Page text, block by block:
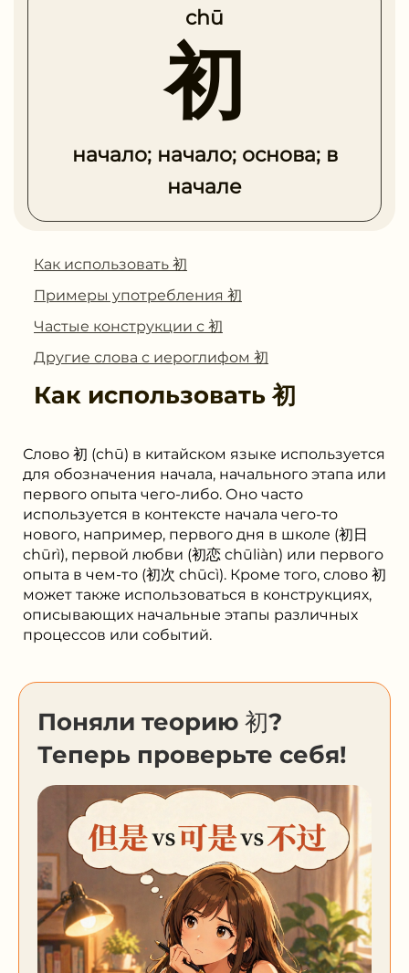
chū
初
начало; начало; основа; в
начале
Как использовать 初
Примеры употребления 初
Частые конструкции с 初
Другие слова с иероглифом 初
Как использовать初
Слово 初 (chū) в китайском языке используется
для обозначения начала, начального этапа или
первого опыта чего-либо. Оно часто
используется в контексте начала чего-то
нового, например, первого дня в школе (初日
chūrì), первой любви (初恋 chūliàn) или первого
опыта в чем-то (初次 chūcì). Кроме того, слово 初
может также использоваться в конструкциях,
описывающих начальные этапы различных
процессов или событий.
Поняли теорию 初?
Теперь проверьте себя!